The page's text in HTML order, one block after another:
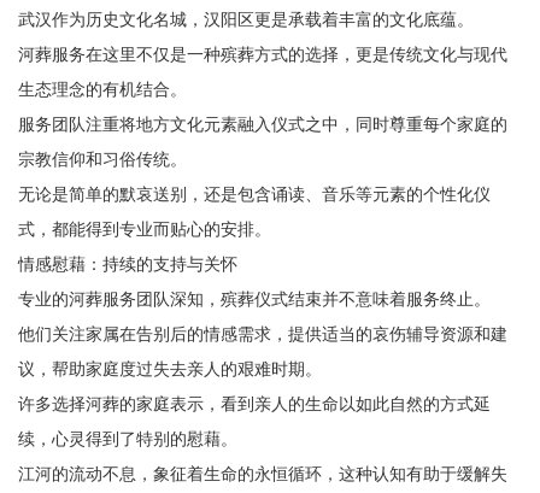
武汉作为历史文化名城，汉阳区更是承载着丰富的文化底蕴。
河葬服务在这里不仅是一种殡葬方式的选择，更是传统文化与现代
生态理念的有机结合。
服务团队注重将地方文化元素融入仪式之中，同时尊重每个家庭的
宗教信仰和习俗传统。
无论是简单的默哀送别，还是包含诵读、音乐等元素的个性化仪
式，都能得到专业而贴心的安排。
情感慰藉：持续的支持与关怀
专业的河葬服务团队深知，殡葬仪式结束并不意味着服务终止。
他们关注家属在告别后的情感需求，提供适当的哀伤辅导资源和建
议，帮助家庭度过失去亲人的艰难时期。
许多选择河葬的家庭表示，看到亲人的生命以如此自然的方式延
续，心灵得到了特别的慰藉。
江河的流动不息，象征着生命的永恒循环，这种认知有助于缓解失